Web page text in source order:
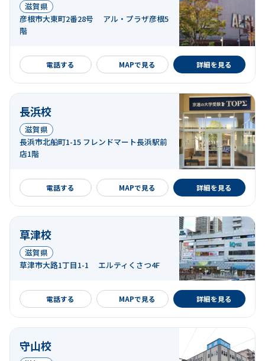
滋賀県
彦根市大東町2番28号 アル・プラザ彦根5
階
電話する MAPで見る
詳細を見る
詳細を見る
長浜校
滋賀県
長浜市北船町1-15 フレンドマート長浜駅前
店1階
電話する MAPで見る
詳細を見る
詳細を見る
草津校
滋賀県
草津市大路1丁目1-1 エルティくさつ4F
電話する MAPで見る
詳細を見る
詳細を見る
守山校